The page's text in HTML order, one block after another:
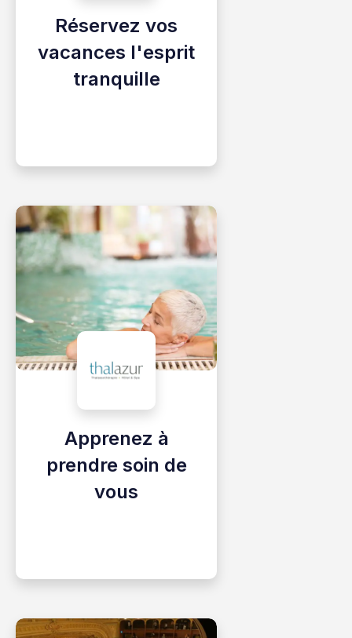
Réservez vos
vacances l'esprit
tranquille
Apprenez à
prendre soin de
vous